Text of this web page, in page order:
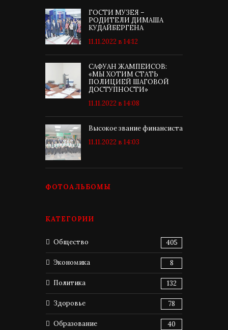
ГОСТИ МУЗЕЯ –
РОДИТЕЛИ ДИМАША
КУДАЙБЕРГЕНА
11.11.2022 в 14:12
САФУАН ЖАМПЕИСОВ:
«МЫ ХОТИМ СТАТЬ
ПОЛИЦИЕЙ ШАГОВОЙ
ДОСТУПНОСТИ»
11.11.2022 в 14:08
Высокое звание финансиста
11.11.2022 в 14:03
ФОТОАЛЬБОМЫ
КАТЕГОРИИ
Общество 405
Экономика 8
Политика 132
Здоровье 78
Образование 40